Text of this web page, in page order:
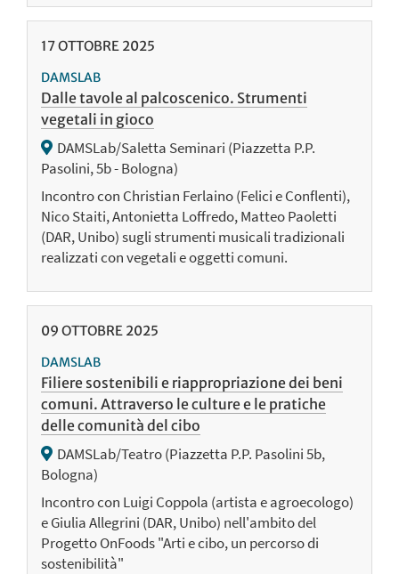
17OTTOBRE 2025
DAMSLAB
Dalle tavole al palcoscenico. Strumenti
vegetali in gioco
DAMSLab/Saletta Seminari (Piazzetta P.P.
Pasolini, 5b - Bologna)
Incontro con Christian Ferlaino (Felici e Conflenti),
Nico Staiti, Antonietta Loffredo, Matteo Paoletti
(DAR, Unibo) sugli strumenti musicali tradizionali
realizzati con vegetali e oggetti comuni.
09 OTTOBRE 2025
DAMSLAB
Filiere sostenibili e riappropriazione dei beni
comuni. Attraverso le culture e le pratiche
delle comunità del cibo
DAMSLab/Teatro (Piazzetta P.P. Pasolini 5b,
Bologna)
Incontro con Luigi Coppola (artista e agroecologo)
e Giulia Allegrini (DAR, Unibo) nell'ambito del
Progetto OnFoods "Arti e cibo, un percorso di
sostenibilità"